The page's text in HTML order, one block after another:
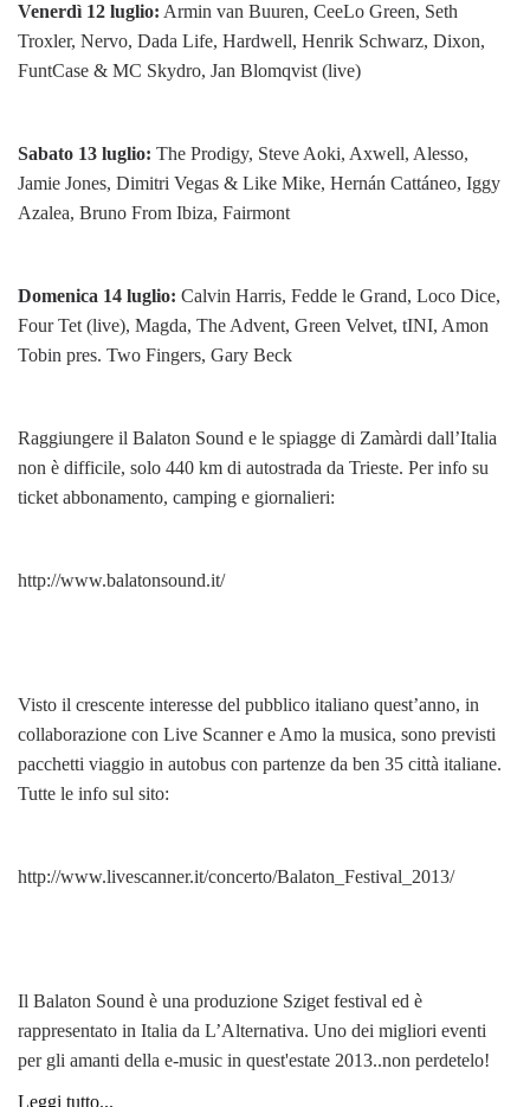
Venerdì 12 luglio: Armin van Buuren, CeeLo Green, Seth
Troxler, Nervo, Dada Life, Hardwell, Henrik Schwarz, Dixon,
FuntCase & MC Skydro, Jan Blomqvist (live)
Sabato 13 luglio: The Prodigy, Steve Aoki, Axwell, Alesso,
Jamie Jones, Dimitri Vegas & Like Mike, Hernán Cattáneo, Iggy
Azalea, Bruno From Ibiza, Fairmont
Domenica 14 luglio: Calvin Harris, Fedde le Grand, Loco Dice,
Four Tet (live), Magda, The Advent, Green Velvet, tINI, Amon
Tobin pres. Two Fingers, Gary Beck
Raggiungere il Balaton Sound e le spiagge di Zamàrdi dall’Italia
non è difficile, solo 440 km di autostrada da Trieste. Per info su
ticket abbonamento, camping e giornalieri:
http://www.balatonsound.it/
Visto il crescente interesse del pubblico italiano quest’anno, in
collaborazione con Live Scanner e Amo la musica, sono previsti
pacchetti viaggio in autobus con partenze da ben 35 città italiane.
Tutte le info sul sito:
http://www.livescanner.it/concerto/Balaton_Festival_2013/
Il Balaton Sound è una produzione Sziget festival ed è
rappresentato in Italia da L’Alternativa. Uno dei migliori eventi
per gli amanti della e-music in quest'estate 2013..non perdetelo!
Leggi tutto...